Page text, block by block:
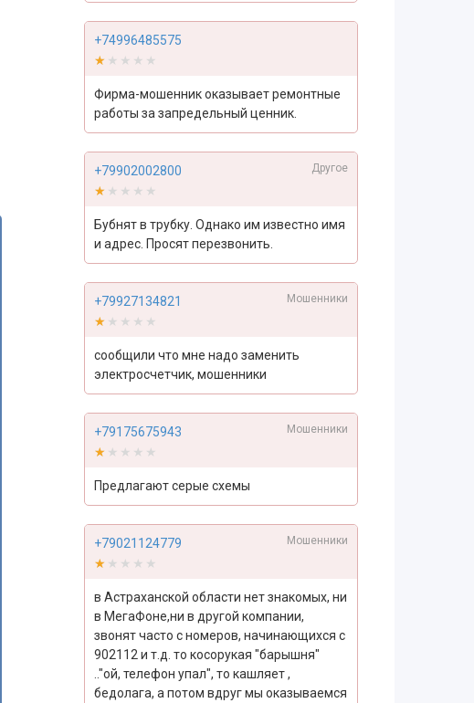
+74996485575
★★★★★
★★★★★
Фирма-мошенник оказывает ремонтные
работы за запредельный ценник.
+79902002800 Другое
★★★★★
★★★★★
Бубнят в трубку. Однако им известно имя
и адрес. Просят перезвонить.
+79927134821 Мошенники
★★★★★
★★★★★
сообщили что мне надо заменить
электросчетчик, мошенники
+79175675943 Мошенники
★★★★★
★★★★★
Предлагают серые схемы
+79021124779 Мошенники
★★★★★
★★★★★
в Астраханской области нет знакомых, ни
в МегаФоне,ни в другой компании,
звонят часто с номеров, начинающихся с
902112 и т.д. то косорукая "барышня"
.."ой, телефон упал", то кашляет ,
бедолага, а потом вдруг мы оказываемся